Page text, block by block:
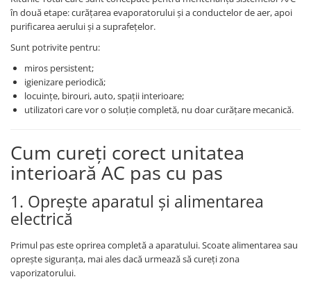
în două etape: curățarea evaporatorului și a conductelor de aer, apoi
purificarea aerului și a suprafețelor.
Sunt potrivite pentru:
miros persistent;
igienizare periodică;
locuințe, birouri, auto, spații interioare;
utilizatori care vor o soluție completă, nu doar curățare mecanică.
Cum cureți corect unitatea
interioară AC pas cu pas
1. Oprește aparatul și alimentarea
electrică
Primul pas este oprirea completă a aparatului. Scoate alimentarea sau
oprește siguranța, mai ales dacă urmează să cureți zona
vaporizatorului.